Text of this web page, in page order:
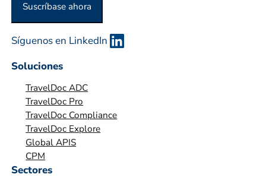
a
c
Suscríbase ahora
Síguenos en LinkedIn
Soluciones
TravelDoc ADC
TravelDoc Pro
TravelDoc Compliance
TravelDoc Explore
Global APIS
CPM
Sectores